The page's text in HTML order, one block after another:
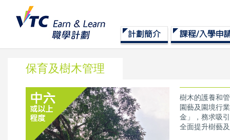
保育及樹木管理
樹木的護養和
園藝及園境行
金」，務求吸
全面提升樹藝